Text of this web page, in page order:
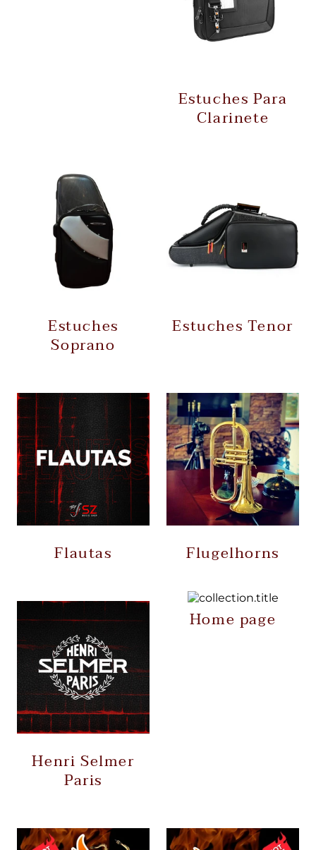
Estuches Para
Clarinete
Estuches
Soprano
Estuches Tenor
Flautas Flugelhorns
Henri Selmer
Paris
Home page